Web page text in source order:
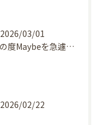
2026/03/01
この度Maybeを急遽ですが！⁡
2026/02/22